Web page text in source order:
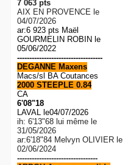
7 063 pts
AIX EN PROVENCE le
04/07/2026
ar:6 923 pts Maël
GOURMELIN ROBIN le
05/06/2022
-----------------------------------
DEGANNE Maxens
Macs/sl BA Coutances
2000 STEEPLE 0.84
CA
6'08"18
LAVAL le04/07/2026
ih: 6'13"68 lui même le
31/05/2026
ar:6'18"84 Melvyn OLIVIER le
02/06/2024
---------------------------------